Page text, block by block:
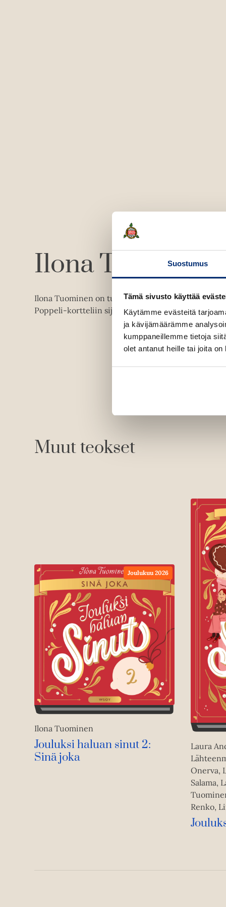
Suostumus
Tämä sivusto käyttää
Käytämme evästeitä
ja kävijämäärämme
kumppaneillemme tietoja
olet antanut heille tai joita
Ilona Tuominen
Ilona Tuominen on turkulainen kirjailija, joka
Poppeli-kortteliin sijoittuvasta hyvän mielen
Muut teokset
Joulukuu 2026
Ilona Tuominen
Jouluksi haluan sinut 2:
Sinä joka
Laura
Onerva,
Salama,
Renko,